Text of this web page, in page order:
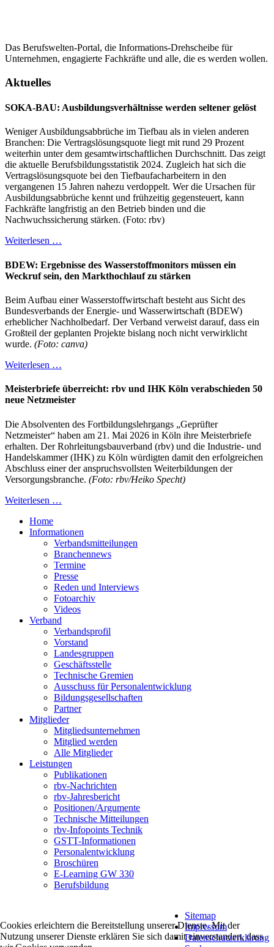
Das Berufswelten-Portal, die Informations-Drehscheibe für
Unternehmen, engagierte Fachkräfte und alle, die es werden wollen.
Aktuelles
SOKA-BAU: Ausbildungsverhältnisse werden seltener gelöst
Weniger Ausbildungsabbrüche im Tiefbau als in vielen anderen
Branchen: Die Vertragslösungsquote liegt mit rund 29 Prozent
weiterhin unter dem gesamtwirtschaftlichen Durchschnitt. Das zeigt
die aktuelle Berufsbildungsstatistik 2024. Zugleich hat sich die
Vertragslösungsquote bei den Tiefbaufacharbeitern in den
vergangenen 15 Jahren nahezu verdoppelt. Wer die Ursachen für
Ausbildungsabbrüche kennt und frühzeitig gegensteuert, kann
Fachkräfte langfristig an den Betrieb binden und die
Nachwuchssicherung stärken. (Foto: rbv)
Weiterlesen …
BDEW: Ergebnisse des Wasserstoffmonitors müssen ein
Weckruf sein, den Markthochlauf zu stärken
Beim Aufbau einer Wasserstoffwirtschaft besteht aus Sicht des
Bundesverbands der Energie- und Wasserwirtschaft (BDEW)
erheblicher Nachholbedarf. Der Verband verweist darauf, dass ein
Großteil der geplanten Projekte bislang noch nicht verwirklicht
wurde. (Foto: canva)
Weiterlesen …
Meisterbriefe überreicht: rbv und IHK Köln verabschieden 50
neue Netzmeister
Die Absolventen des Fortbildungslehrgangs „Geprüfter
Netzmeister“ haben am 21. Mai 2026 in Köln ihre Meisterbriefe
erhalten. Der Rohrleitungsbauverband (rbv) und die Industrie- und
Handelskammer (IHK) zu Köln würdigten damit den erfolgreichen
Abschluss einer der anspruchsvollsten Weiterbildungen der
Versorgungsbranche. (Foto: rbv/Heiko Specht)
Weiterlesen …
Home
Informationen
Verbandsmitteilungen
Branchennews
Termine
Presse
Reden und Interviews
Fotoarchiv
Videos
Verband
Verbandsprofil
Vorstand
Landesgruppen
Geschäftsstelle
Technische Gremien
Ausschuss für Personalentwicklung
Bildungsgesellschaften
Partner
Mitglieder
Mitgliedsunternehmen
Mitglied werden
Alle Mitglieder
Leistungen
Publikationen
rbv-Nachrichten
rbv-Jahresbericht
Positionen/Argumente
Technische Mitteilungen
rbv-Infopoints Technik
GSTT-Informationen
Personalentwicklung
Broschüren
E-Learning GW 330
Berufsbildung
Sitemap
Impressum
Datenschutzerklärung
Cookies erleichtern die Bereitstellung unserer Dienste. Mit der
Nutzung unserer Dienste erklären Sie sich damit einverstanden, dass